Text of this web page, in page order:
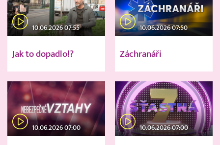
10.06.2026 07:55
Jak to dopadlo!?
10.06.2026 07:50
Záchranáři
10.06.2026 07:00 10.06.2026 07:00